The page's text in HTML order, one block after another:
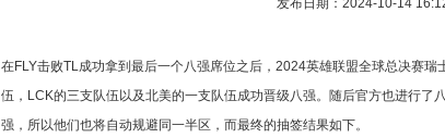
发布日期：2024-10-14
在FLY击败TL成功拿到最后一个八强席位之后，2024英雄联盟全球总决赛
伍，LCK的三支队伍以及北美的一支队伍成功晋级八强。随后官方也进行
强，所以他们也将自动规避同一半区，而最终的抽签结果如下。